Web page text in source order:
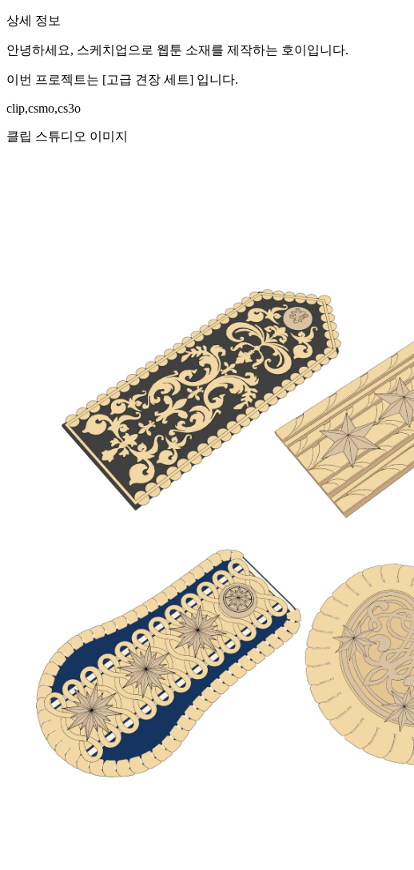
상세 정보
안녕하세요, 스케치업으로 웹툰 소재를 제작하는 호이입니다.
이번 프로젝트는 [고급 견장 세트] 입니다.
clip,csmo,cs3o
클립 스튜디오 이미지